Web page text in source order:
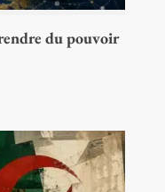
du pouvoir